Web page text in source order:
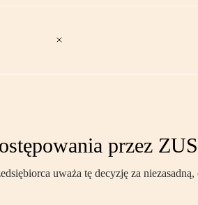
przez ZUS
uważa tę decyzję za